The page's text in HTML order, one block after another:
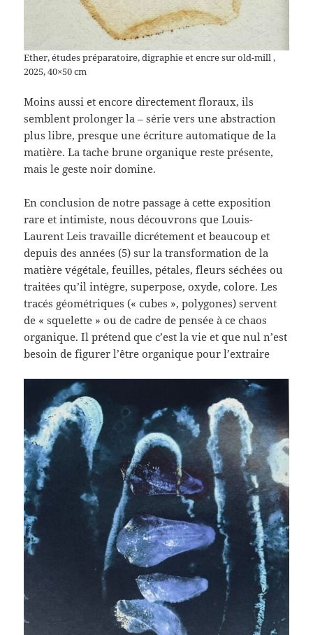
Ether, études préparatoire, digraphie et encre sur old-mill ,
2025, 40×50 cm
Moins aussi et encore directement floraux, ils
semblent prolonger la – série vers une abstraction
plus libre, presque une écriture automatique de la
matière. La tache brune organique reste présente,
mais le geste noir domine.
En conclusion de notre passage à cette exposition
rare et intimiste, nous découvrons que Louis-
Laurent Leis travaille dicrétement et beaucoup et
depuis des années (5) sur la transformation de la
matière végétale, feuilles, pétales, fleurs séchées ou
traitées qu’il intègre, superpose, oxyde, colore. Les
tracés géométriques (« cubes », polygones) servent
de « squelette » ou de cadre de pensée à ce chaos
organique. Il prétend que c’est la vie et que nul n’est
besoin de figurer l’être organique pour l’extraire